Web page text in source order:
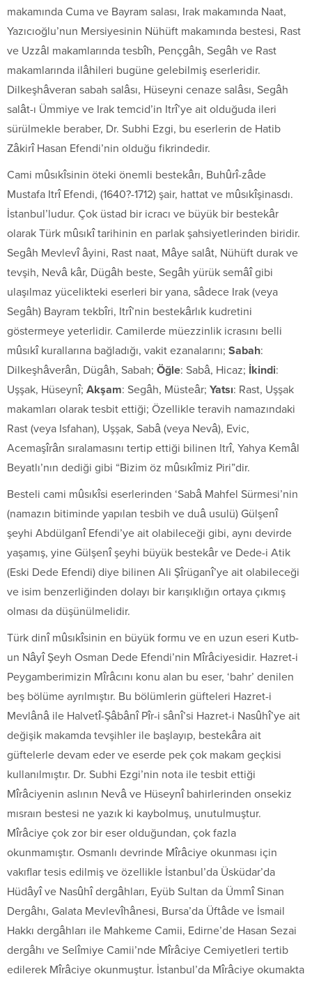
makamında Cuma ve Bayram salası, Irak makamında Naat,
Yazıcıoğlu’nun Mersiyesinin Nühüft makamında bestesi, Rast
ve Uzzâl makamlarında tesbîh, Pençgâh, Segâh ve Rast
makamlarında ilâhileri bugüne gelebilmiş eserleridir.
Dilkeşhâveran sabah salâsı, Hüseyni cenaze salâsı, Segâh
salât-ı Ümmiye ve Irak temcid’in Itrî’ye ait olduğuda ileri
sürülmekle beraber, Dr. Subhi Ezgi, bu eserlerin de Hatib
Zâkirî Hasan Efendi’nin olduğu fikrindedir.
Cami mûsıkîsinin öteki önemli bestekârı, Buhûrî-zâde
Mustafa Itrî Efendi, (1640?-1712) şair, hattat ve mûsıkîşinasdı.
İstanbul’ludur. Çok üstad bir icracı ve büyük bir bestekâr
olarak Türk mûsıkî tarihinin en parlak şahsiyetlerinden biridir.
Segâh Mevlevî âyini, Rast naat, Mâye salât, Nühüft durak ve
tevşih, Nevâ kâr, Dügâh beste, Segâh yürük semâî gibi
ulaşılmaz yücelikteki eserleri bir yana, sâdece Irak (veya
Segâh) Bayram tekbîri, Itrî’nin bestekârlık kudretini
göstermeye yeterlidir. Camilerde müezzinlik icrasını belli
mûsıkî kurallarına bağladığı, vakit ezanalarını; Sabah:
Dilkeşhâverân, Dügâh, Sabah; Öğle: Sabâ, Hicaz; İkindi:
Uşşak, Hüseynî; Akşam: Segâh, Müsteâr; Yatsı: Rast, Uşşak
makamları olarak tesbit ettiği; Özellikle teravih namazındaki
Rast (veya Isfahan), Uşşak, Sabâ (veya Nevâ), Evic,
Acemaşîrân sıralamasını tertip ettiği bilinen Itrî, Yahya Kemâl
Beyatlı’nın dediği gibi “Bizim öz mûsıkîmiz Piri”dir.
Besteli cami mûsıkîsi eserlerinden ‘Sabâ Mahfel Sürmesi’nin
(namazın bitiminde yapılan tesbih ve duâ usulü) Gülşenî
şeyhi Abdülganî Efendi’ye ait olabileceği gibi, aynı devirde
yaşamış, yine Gülşenî şeyhi büyük bestekâr ve Dede-i Atik
(Eski Dede Efendi) diye bilinen Ali Şîrüganî’ye ait olabileceği
ve isim benzerliğinden dolayı bir karışıklığın ortaya çıkmış
olması da düşünülmelidir.
Türk dinî mûsıkîsinin en büyük formu ve en uzun eseri Kutb-
un Nâyî Şeyh Osman Dede Efendi’nin Mîrâciyesidir. Hazret-i
Peygamberimizin Mîrâcını konu alan bu eser, ‘bahr’ denilen
beş bölüme ayrılmıştır. Bu bölümlerin güfteleri Hazret-i
Mevlânâ ile Halvetî-Şâbânî Pîr-i sânî’si Hazret-i Nasûhî’ye ait
değişik makamda tevşihler ile başlayıp, bestekâra ait
güftelerle devam eder ve eserde pek çok makam geçkisi
kullanılmıştır. Dr. Subhi Ezgi’nin nota ile tesbit ettiği
Mîrâciyenin aslının Nevâ ve Hüseynî bahirlerinden onsekiz
mısraın bestesi ne yazık ki kaybolmuş, unutulmuştur.
Mîrâciye çok zor bir eser olduğundan, çok fazla
okunmamıştır. Osmanlı devrinde Mîrâciye okunması için
vakıflar tesis edilmiş ve özellikle İstanbul’da Üsküdar’da
Hüdâyî ve Nasûhî dergâhları, Eyüb Sultan da Ümmî Sinan
Dergâhı, Galata Mevlevîhânesi, Bursa’da Üftâde ve İsmail
Hakkı dergâhları ile Mahkeme Camii, Edirne’de Hasan Sezai
dergâhı ve Selîmiye Camii’nde Mîrâciye Cemiyetleri tertib
edilerek Mîrâciye okunmuştur. İstanbul’da Mîrâciye okumakta